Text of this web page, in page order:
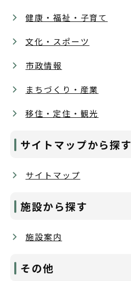
健康・福祉・子育て
文化・スポーツ
市政情報
まちづくり・産業
移住・定住・観光
サイトマップから探す
サイトマップ
施設から探す
施設案内
その他